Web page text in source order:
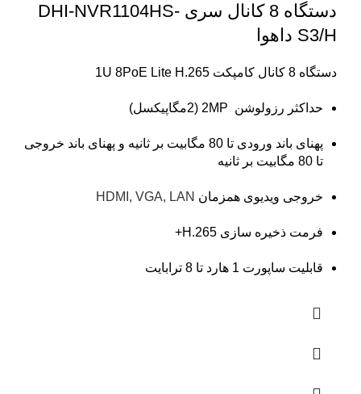
دستگاه 8 کانال سری DHI-NVR1104HS-
S3/H داهوا
دستگاه 8 کانال کامپکت 1U 8PoE Lite H.265
حداکثر رزولوشن 2MP (2مگاپیکسل)
پهنای باند ورودی تا 80 مگابیت بر ثانیه و پهنای باند خروجی
تا 80 مگابیت بر ثانیه
خروجی ویدیوی همزمان HDMI, VGA, LAN
فرمت ذخیره سازی H.265+
قابلیت ساپورت 1 هارد تا 8 ترابایت